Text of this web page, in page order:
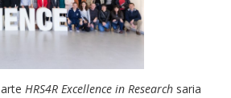
HRS4R Excellence in Research saria